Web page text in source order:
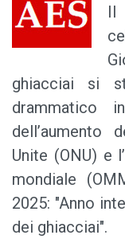
Il
ghiacciai si
drammatico
dell’aumento
Unite (ONU) e
mondiale
2025: "Anno
dei ghiacciai".